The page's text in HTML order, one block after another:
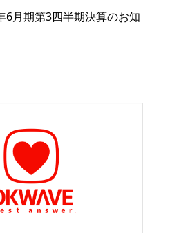
6月期第3四半期決算のお知